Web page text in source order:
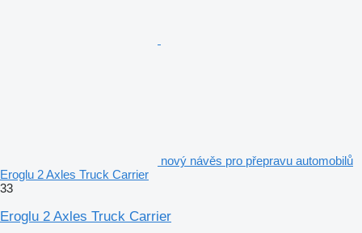
nový návěs pro přepravu automobilů
Eroglu 2 Axles Truck Carrier
33
Eroglu 2 Axles Truck Carrier